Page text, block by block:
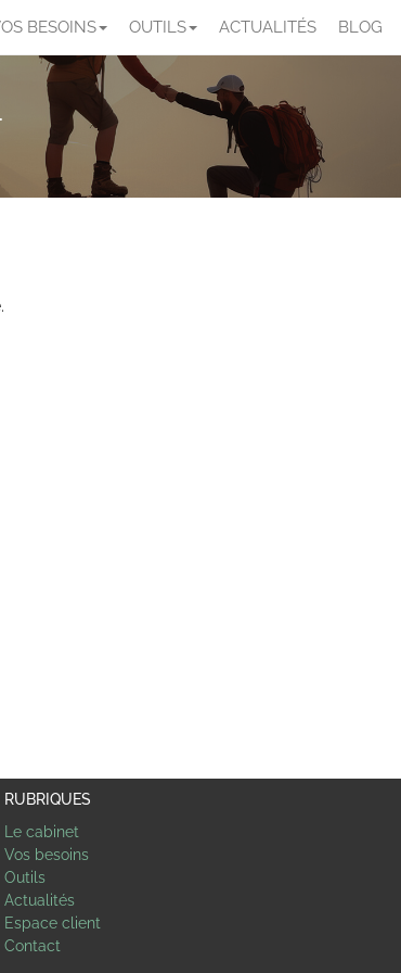
BESOINS OUTILS ACTUALITÉS BLOG
RUBRIQUES
Le cabinet
Vos besoins
Outils
Actualités
Espace client
Contact